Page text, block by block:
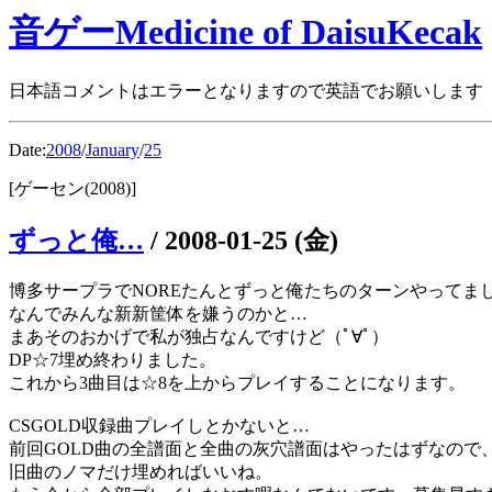
音ゲーMedicine of DaisuKecak
日本語コメントはエラーとなりますので英語でお願いします
Date:2008/January/25
[ゲーセン(2008)]
ずっと俺… / 2008-01-25 (金)
博多サープラでNOREたんとずっと俺たちのターンやってま
なんでみんな新新筐体を嫌うのかと…
まあそのおかげで私が独占なんですけど（ﾟ∀ﾟ）
DP☆7埋め終わりました。
これから3曲目は☆8を上からプレイすることになります。
CSGOLD収録曲プレイしとかないと…
前回GOLD曲の全譜面と全曲の灰穴譜面はやったはずなので、
旧曲のノマだけ埋めればいいね。